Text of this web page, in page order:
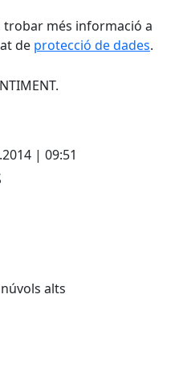
trobar més informació a
de protecció de dades.
| 09:51